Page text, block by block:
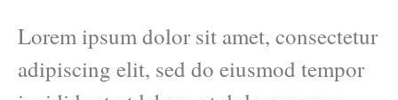
Lorem ipsum dolor sit amet, consectetur
adipiscing elit, sed do eiusmod tempor